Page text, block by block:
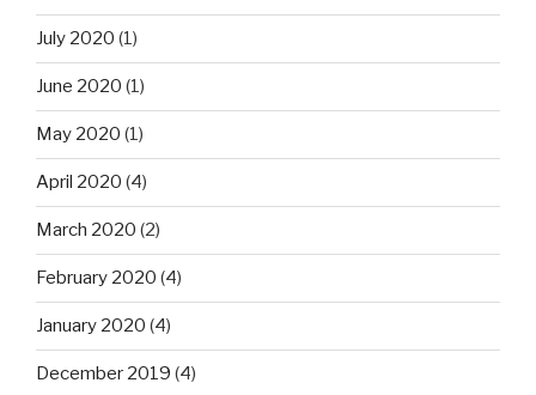
July 2020 (1)
June 2020 (1)
May 2020 (1)
April 2020 (4)
March 2020 (2)
February 2020 (4)
January 2020 (4)
December 2019 (4)